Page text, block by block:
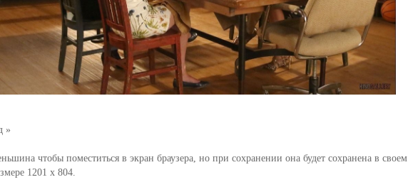
»
чтобы поместиться в экран браузера, но при сохранении она будет сохранена в своем
1201 x 804.